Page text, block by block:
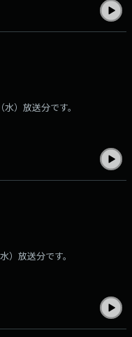
）放送分です。
）放送分です。